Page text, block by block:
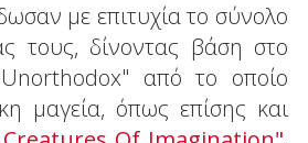
με επιτυχία το σύνολο
τους, δίνοντας βάση στο
από το οποίο
μαγεία, όπως επίσης και